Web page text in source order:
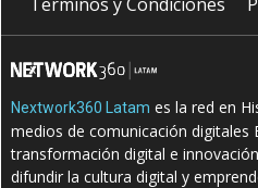
Nextwork360 Latam es la red en
medios de comunicación digitales
transformación digital e
difundir la cultura digital y